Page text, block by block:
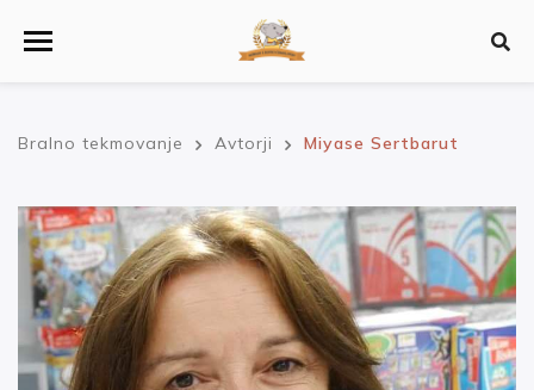
Bralno tekmovanje Avtorji Miyase Sertbarut